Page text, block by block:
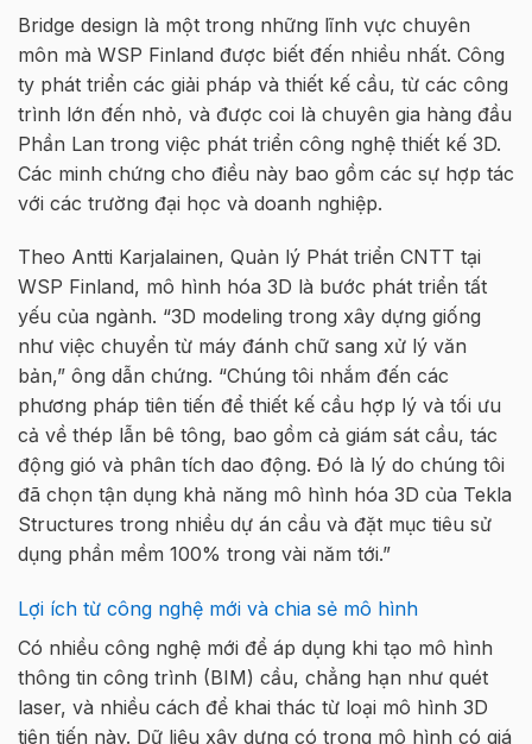
Bridge design là một trong những lĩnh vực chuyên
môn mà WSP Finland được biết đến nhiều nhất. Công
ty phát triển các giải pháp và thiết kế cầu, từ các công
trình lớn đến nhỏ, và được coi là chuyên gia hàng đầu
Phần Lan trong việc phát triển công nghệ thiết kế 3D.
Các minh chứng cho điều này bao gồm các sự hợp tác
với các trường đại học và doanh nghiệp.
Theo Antti Karjalainen, Quản lý Phát triển CNTT tại
WSP Finland, mô hình hóa 3D là bước phát triển tất
yếu của ngành. “3D modeling trong xây dựng giống
như việc chuyển từ máy đánh chữ sang xử lý văn
bản,” ông dẫn chứng. “Chúng tôi nhắm đến các
phương pháp tiên tiến để thiết kế cầu hợp lý và tối ưu
cả về thép lẫn bê tông, bao gồm cả giám sát cầu, tác
động gió và phân tích dao động. Đó là lý do chúng tôi
đã chọn tận dụng khả năng mô hình hóa 3D của Tekla
Structures trong nhiều dự án cầu và đặt mục tiêu sử
dụng phần mềm 100% trong vài năm tới.”
Lợi ích từ công nghệ mới và chia sẻ mô hình
Có nhiều công nghệ mới để áp dụng khi tạo mô hình
thông tin công trình (BIM) cầu, chẳng hạn như quét
laser, và nhiều cách để khai thác từ loại mô hình 3D
tiên tiến này. Dữ liệu xây dựng có trong mô hình có giá